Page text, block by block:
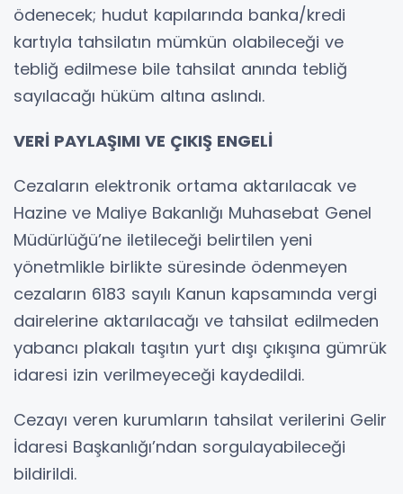
ödenecek; hudut kapılarında banka/kredi
kartıyla tahsilatın mümkün olabileceği ve
tebliğ edilmese bile tahsilat anında tebliğ
sayılacağı hüküm altına aslındı.
VERİ PAYLAŞIMI VE ÇIKIŞ ENGELİ
Cezaların elektronik ortama aktarılacak ve
Hazine ve Maliye Bakanlığı Muhasebat Genel
Müdürlüğü’ne iletileceği belirtilen yeni
yönetmlikle birlikte süresinde ödenmeyen
cezaların 6183 sayılı Kanun kapsamında vergi
dairelerine aktarılacağı ve tahsilat edilmeden
yabancı plakalı taşıtın yurt dışı çıkışına gümrük
idaresi izin verilmeyeceği kaydedildi.
Cezayı veren kurumların tahsilat verilerini Gelir
İdaresi Başkanlığı’ndan sorgulayabileceği
bildirildi.